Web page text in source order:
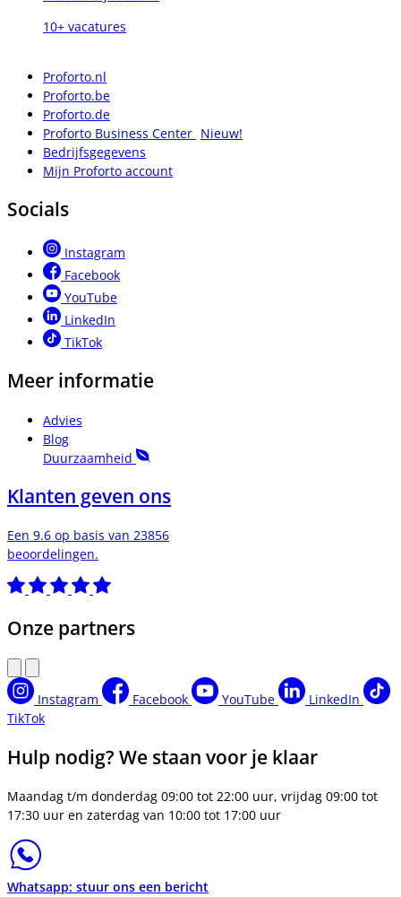
10+ vacatures
Proforto.nl
Proforto.be
Proforto.de
Proforto Business Center Nieuw!
Bedrijfsgegevens
Mijn Proforto account
Socials
Instagram
Facebook
YouTube
LinkedIn
TikTok
Meer informatie
Advies
Blog
Duurzaamheid
Klanten geven ons
Een 9.6 op basis van 23856
beoordelingen.
Onze partners
Instagram Facebook YouTube
LinkedIn
TikTok
Hulp nodig? We staan voor je klaar
Maandag t/m donderdag 09:00 tot 22:00 uur, vrijdag 09:00 tot
17:30 uur en zaterdag van 10:00 tot 17:00 uur
Whatsapp: stuur ons een bericht